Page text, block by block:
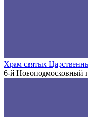
Храм святых
6-й Новоподмосковный